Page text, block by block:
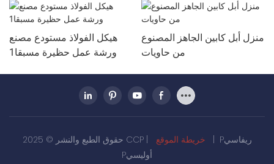
هيكل الفولاذ مستودع مصنع
ورشة عمل حظيرة مسبقا1
منزل أبل كابين الجاهز المصنوع
من حاويات
حقوق الطبع والنشر © 2025 CCP |
Pريفاسي
Pأوليسي